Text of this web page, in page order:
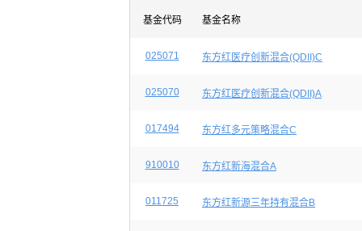
基金代码 基金名称
025071 东方红医疗创新混合(QDII)C
025070 东方红医疗创新混合(QDII)A
017494 东方红多元策略混合C
910010 东方红新海混合A
011725 东方红新源三年持有混合B